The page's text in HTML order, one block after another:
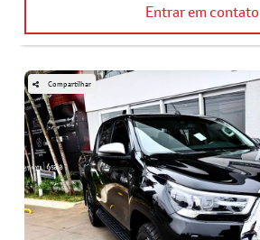
Entrar em contato
Compartilhar